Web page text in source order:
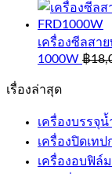
เครื่องซีลสา
1000W ฿
เรื่องล่าสุด
เครื่องบรรจุ
เครื่องปิดเทป
เครื่องอบฟิล์